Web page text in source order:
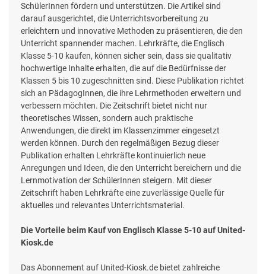
SchülerInnen fördern und unterstützen. Die Artikel sind
darauf ausgerichtet, die Unterrichtsvorbereitung zu
erleichtern und innovative Methoden zu präsentieren, die den
Unterricht spannender machen. Lehrkräfte, die Englisch
Klasse 5-10 kaufen, können sicher sein, dass sie qualitativ
hochwertige Inhalte erhalten, die auf die Bedürfnisse der
Klassen 5 bis 10 zugeschnitten sind. Diese Publikation richtet
sich an PädagogInnen, die ihre Lehrmethoden erweitern und
verbessern möchten. Die Zeitschrift bietet nicht nur
theoretisches Wissen, sondern auch praktische
Anwendungen, die direkt im Klassenzimmer eingesetzt
werden können. Durch den regelmäßigen Bezug dieser
Publikation erhalten Lehrkräfte kontinuierlich neue
Anregungen und Ideen, die den Unterricht bereichern und die
Lernmotivation der SchülerInnen steigern. Mit dieser
Zeitschrift haben Lehrkräfte eine zuverlässige Quelle für
aktuelles und relevantes Unterrichtsmaterial.
Die Vorteile beim Kauf von Englisch Klasse 5-10 auf United-
Kiosk.de
Das Abonnement auf United-Kiosk.de bietet zahlreiche